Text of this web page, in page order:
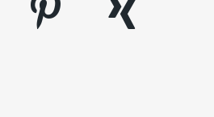
pinterest
xing